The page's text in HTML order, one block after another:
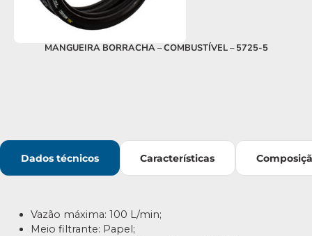
MANGUEIRA BORRACHA – COMBUSTÍVEL – 5725-5
Dados técnicos Características
Vazão máxima: 100 L/min;
Meio filtrante: Papel;